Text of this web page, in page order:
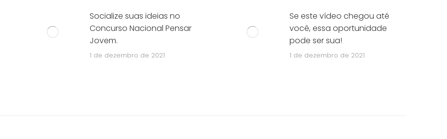
Socialize suas ideias no
Concurso Nacional Pensar
Jovem.
1 de dezembro de 2021
Se este vídeo chegou até
você, essa oportunidade
pode ser sua!
1 de dezembro de 2021